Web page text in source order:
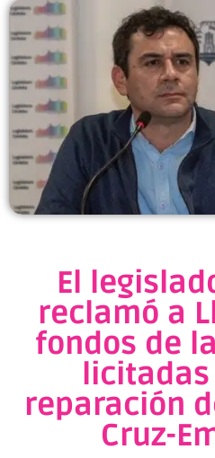
El
reclamó a
fondos de
reparación
Cruz-